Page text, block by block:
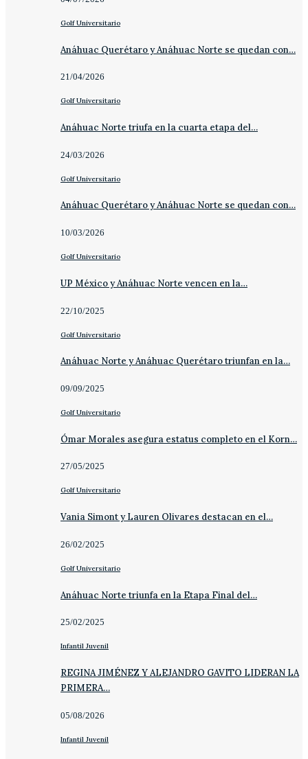
Golf Universitario
Anáhuac Querétaro y Anáhuac Norte se quedan con…
21/04/2026
Golf Universitario
Anáhuac Norte triufa en la cuarta etapa del…
24/03/2026
Golf Universitario
Anáhuac Querétaro y Anáhuac Norte se quedan con…
10/03/2026
Golf Universitario
UP México y Anáhuac Norte vencen en la…
22/10/2025
Golf Universitario
Anáhuac Norte y Anáhuac Querétaro triunfan en la…
09/09/2025
Golf Universitario
Ómar Morales asegura estatus completo en el Korn…
27/05/2025
Golf Universitario
Vania Simont y Lauren Olivares destacan en el…
26/02/2025
Golf Universitario
Anáhuac Norte triunfa en la Etapa Final del…
25/02/2025
Infantil Juvenil
REGINA JIMÉNEZ Y ALEJANDRO GAVITO LIDERAN LA
PRIMERA…
05/08/2026
Infantil Juvenil